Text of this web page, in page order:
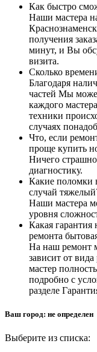
Как быстро
Наши мастера
получения
минут, и Вы
визита.
Сколько
Благодаря
частей Мы
каждого
техники
случаях
Что, если
проще купить
Ничего
диагностику.
Какие поломки
случай
Наши мастера
уровня
Какая гарантия
ремонта
На наш ремонт
зависит от
мастер
подробно с
разделе
Ваш город: не определен
Выберите из списка: